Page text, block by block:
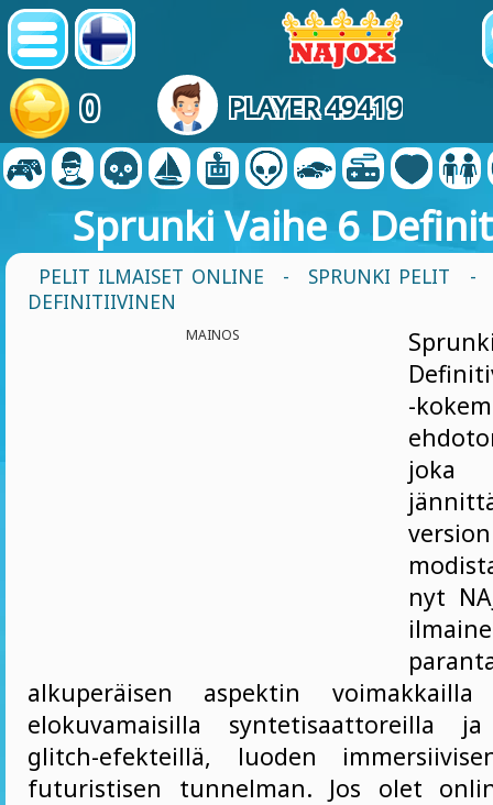
0 PLAYER 49419
Sprunki Vaihe 6
PELIT ILMAISET ONLINE - SPRUNKI PELIT
-
DEFINITIIVINEN
MAINOS
-
nyt
alkuperäisen aspektin voimakkailla
elokuvamaisilla syntetisaattoreilla
glitch-efekteillä, luoden
futuristisen tunnelman. Jos olet